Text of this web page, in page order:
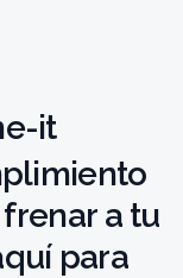
it
a tu
para